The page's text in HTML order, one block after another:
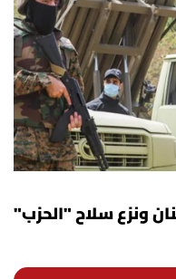
ونزع سلاح "الحزب"